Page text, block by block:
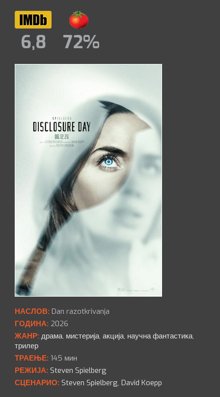
6,8 72%
НАСЛОВ: Dan razotkrivanja
ГОДИНА: 2026
ЖАНР: драма, мистерија, акција, научна фантастика,
трилер
ТРАЕЊЕ: 145 мин
РЕЖИЈА: Steven Spielberg
СЦЕНАРИО: Steven Spielberg, David Koepp